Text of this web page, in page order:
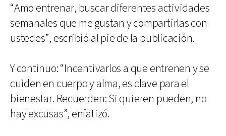
“Amo entrenar, buscar diferentes actividades
semanales que me gustan y compartirlas con
ustedes”, escribió al pie de la publicación.
Y continuo: “Incentivarlos a que entrenen y se
cuiden en cuerpo y alma, es clave para el
bienestar. Recuerden: Si quieren pueden, no
hay excusas”, enfatizó.